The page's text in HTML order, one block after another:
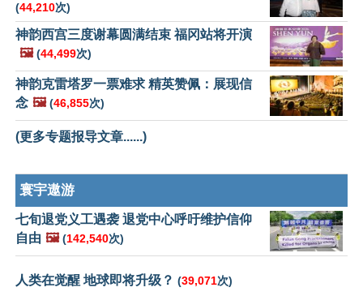
(44,210次)
神韵西宫三度谢幕圆满结束 福冈站将开演
🖼️ (44,499次)
神韵克雷塔罗一票难求 精英赞佩：展现信
念 🖼️ (46,855次)
(更多专题报导文章......)
寰宇遨游
七旬退党义工遇袭 退党中心呼吁维护信仰
自由 🖼️ (142,540次)
人类在觉醒 地球即将升级？ (39,071次)